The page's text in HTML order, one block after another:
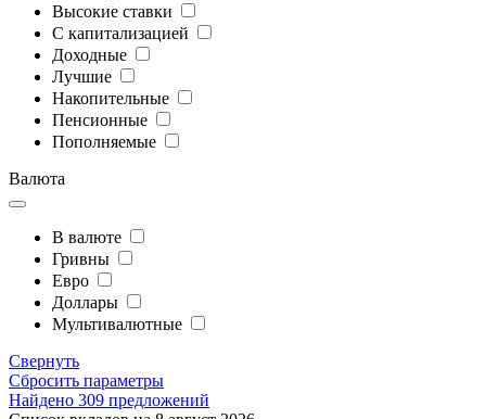
Высокие ставки
С капитализацией
Доходные
Лучшие
Накопительные
Пенсионные
Пополняемые
Валюта
В валюте
Гривны
Евро
Доллары
Мультивалютные
Свернуть
Сбросить параметры
Найдено 309 предложений